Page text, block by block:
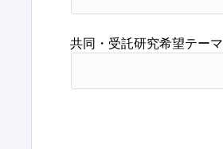
共同・受託研究希望テーマ